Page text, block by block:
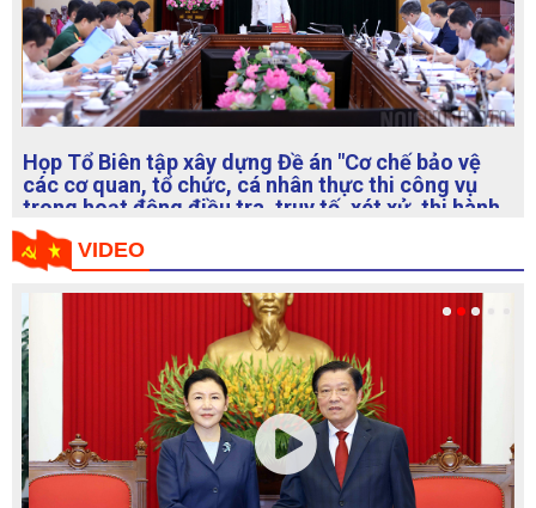
Họp Tổ Biên tập xây dựng Đề án "Cơ chế bảo vệ
các cơ quan, tổ chức, cá nhân thực thi công vụ
trong hoạt động điều tra, truy tố, xét xử, thi hành
án"
VIDEO